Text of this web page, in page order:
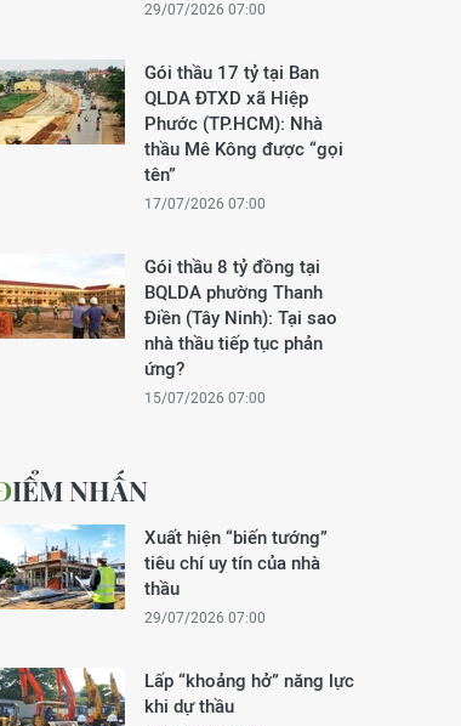
29/07/2026 07:00
Gói thầu 17 tỷ tại Ban
QLDA ĐTXD xã Hiệp
Phước (TP.HCM): Nhà
thầu Mê Kông được “gọi
tên”
17/07/2026 07:00
Gói thầu 8 tỷ đồng tại
BQLDA phường Thanh
Điền (Tây Ninh): Tại sao
nhà thầu tiếp tục phản
ứng?
15/07/2026 07:00
ĐIỂM NHẤN
Xuất hiện “biến tướng”
tiêu chí uy tín của nhà
thầu
29/07/2026 07:00
Lấp “khoảng hở” năng lực
khi dự thầu